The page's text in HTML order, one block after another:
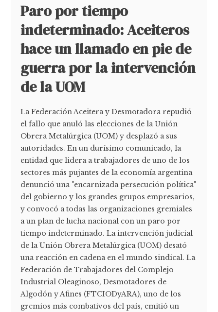
Paro por tiempo
indeterminado: Aceiteros
hace un llamado en pie de
guerra por la intervención
de la UOM
La Federación Aceitera y Desmotadora repudió
el fallo que anuló las elecciones de la Unión
Obrera Metalúrgica (UOM) y desplazó a sus
autoridades. En un durísimo comunicado, la
entidad que lidera a trabajadores de uno de los
sectores más pujantes de la economía argentina
denunció una "encarnizada persecución política"
del gobierno y los grandes grupos empresarios,
y convocó a todas las organizaciones gremiales
a un plan de lucha nacional con un paro por
tiempo indeterminado. La intervención judicial
de la Unión Obrera Metalúrgica (UOM) desató
una reacción en cadena en el mundo sindical. La
Federación de Trabajadores del Complejo
Industrial Oleaginoso, Desmotadores de
Algodón y Afines (FTCIODyARA), uno de los
gremios más combativos del país, emitió un